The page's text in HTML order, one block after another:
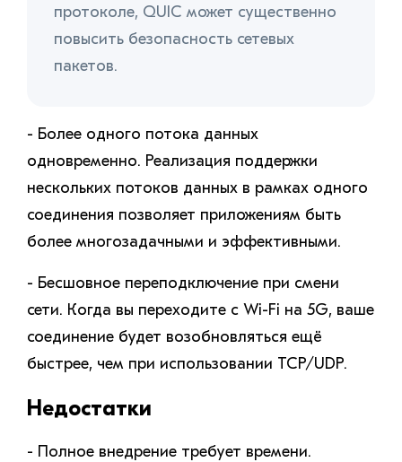
протоколе, QUIC может существенно
повысить безопасность сетевых
пакетов.
- Более одного потока данных
одновременно. Реализация поддержки
нескольких потоков данных в рамках одного
соединения позволяет приложениям быть
более многозадачными и эффективными.
- Бесшовное переподключение при смени
сети. Когда вы переходите с Wi-Fi на 5G, ваше
соединение будет возобновляться ещё
быстрее, чем при использовании TCP/UDP.
Недостатки
- Полное внедрение требует времени.